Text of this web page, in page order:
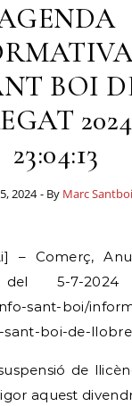
BOI
23:04:13
2024 - By Marc
– Comerç,
5-7-
sant-boi/
sant-boi-de-
de
aquest